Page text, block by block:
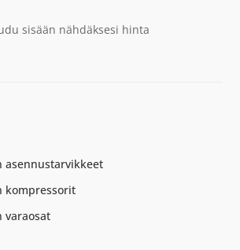
sisään nähdäksesi hinta
asennustarvikkeet
kompressorit
varaosat